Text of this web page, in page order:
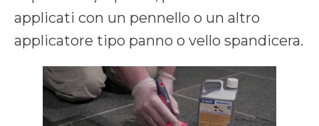
applicati con un pennello o un altro
applicatore tipo panno o vello spandicera.